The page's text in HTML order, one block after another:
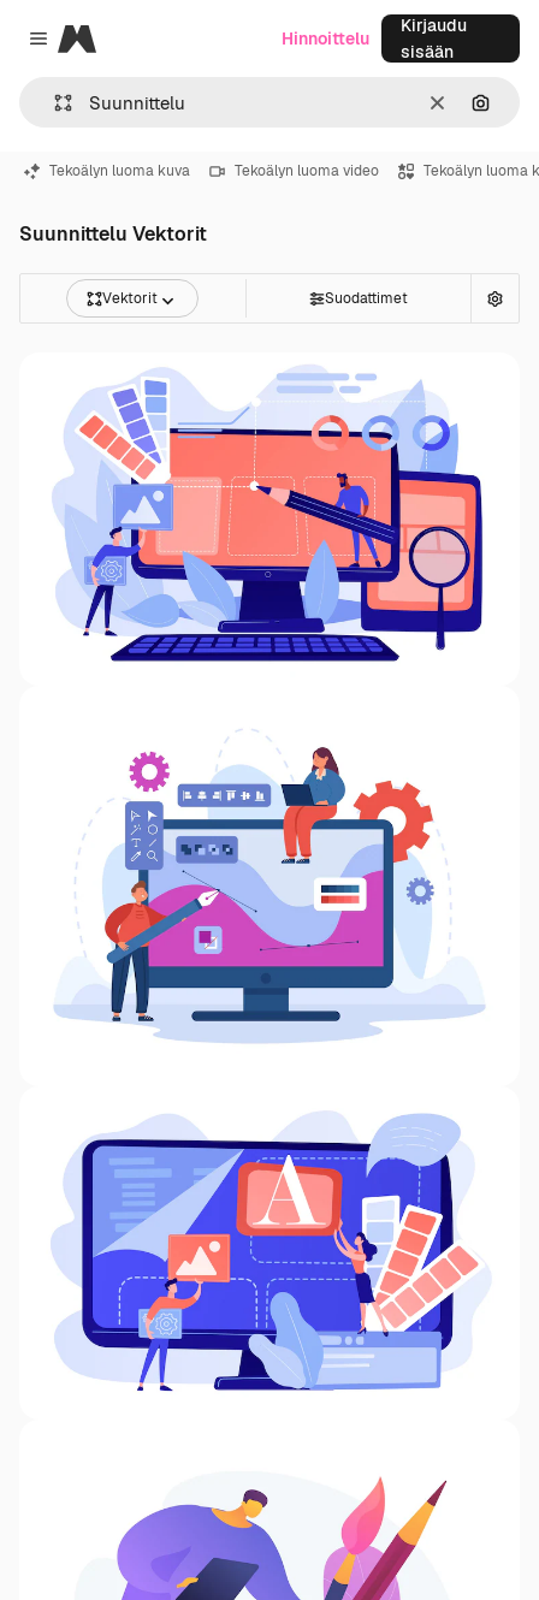
Close menu
Magnific
SelkeäHae
Hinnoittelu
Kirjaudu
sisään
Tekoälyn luoma kuva Tekoälyn luoma video Tekoälyn luoma
Suunnittelu Vektorit
Vektorit Suodattimet